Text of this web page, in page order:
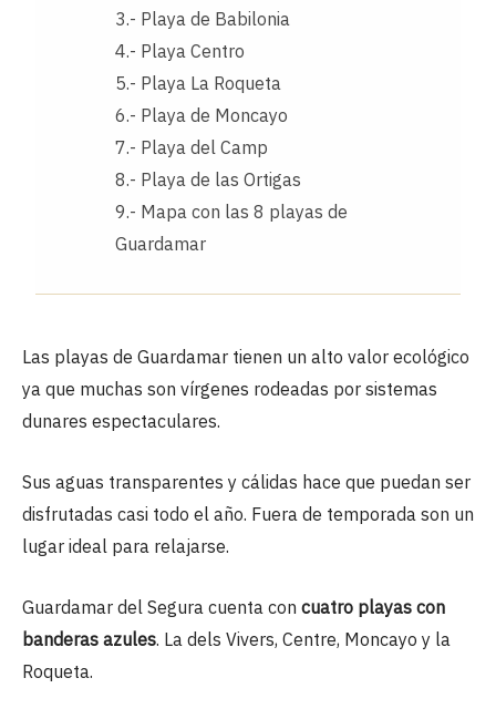
3.- Playa de Babilonia
4.- Playa Centro
5.- Playa La Roqueta
6.- Playa de Moncayo
7.- Playa del Camp
8.- Playa de las Ortigas
9.- Mapa con las 8 playas de
Guardamar
Las playas de Guardamar tienen un alto valor ecológico
ya que muchas son vírgenes rodeadas por sistemas
dunares espectaculares.
Sus aguas transparentes y cálidas hace que puedan ser
disfrutadas casi todo el año. Fuera de temporada son un
lugar ideal para relajarse.
Guardamar del Segura cuenta con cuatro playas con
banderas azules. La dels Vivers, Centre, Moncayo y la
Roqueta.